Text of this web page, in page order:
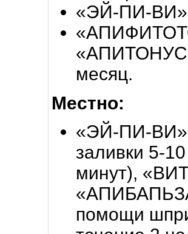
«ЭЙ-ПИ-ВИ»
месяц.
Местно:
«ЭЙ-ПИ-ВИ»
заливки 5-
минут),
помощи